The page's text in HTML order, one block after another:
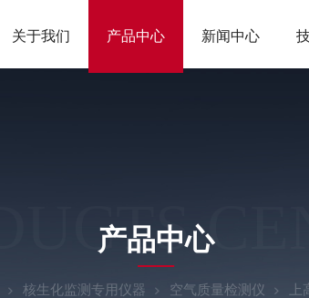
关于我们 产品中心 新闻中心
产品中心
核生化监测专用仪器 空气质量检测仪